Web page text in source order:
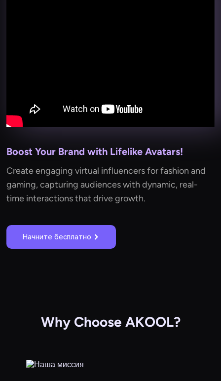
Boost Your Brand with Lifelike Avatars!
Create engaging virtual influencers for fashion and
gaming, capturing audiences with dynamic, real-
time interactions that drive growth.
Начните бесплатно
Why Choose AKOOL?